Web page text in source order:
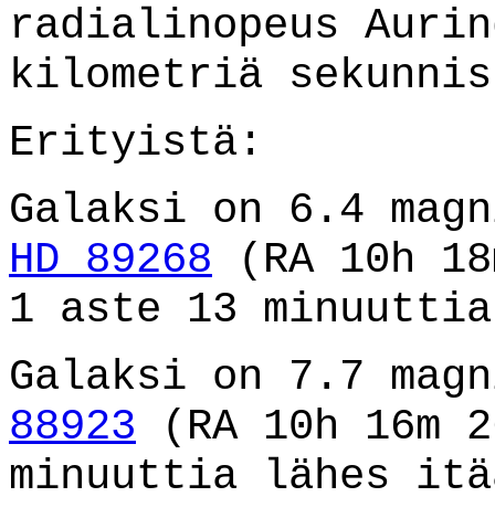
radialinopeus
kilometriä
Erityistä:
Galaksi on 6.4
HD 89268 (RA 10h
1 aste 13
Galaksi on 7.7
88923 (RA 10h 16m
minuuttia lähes